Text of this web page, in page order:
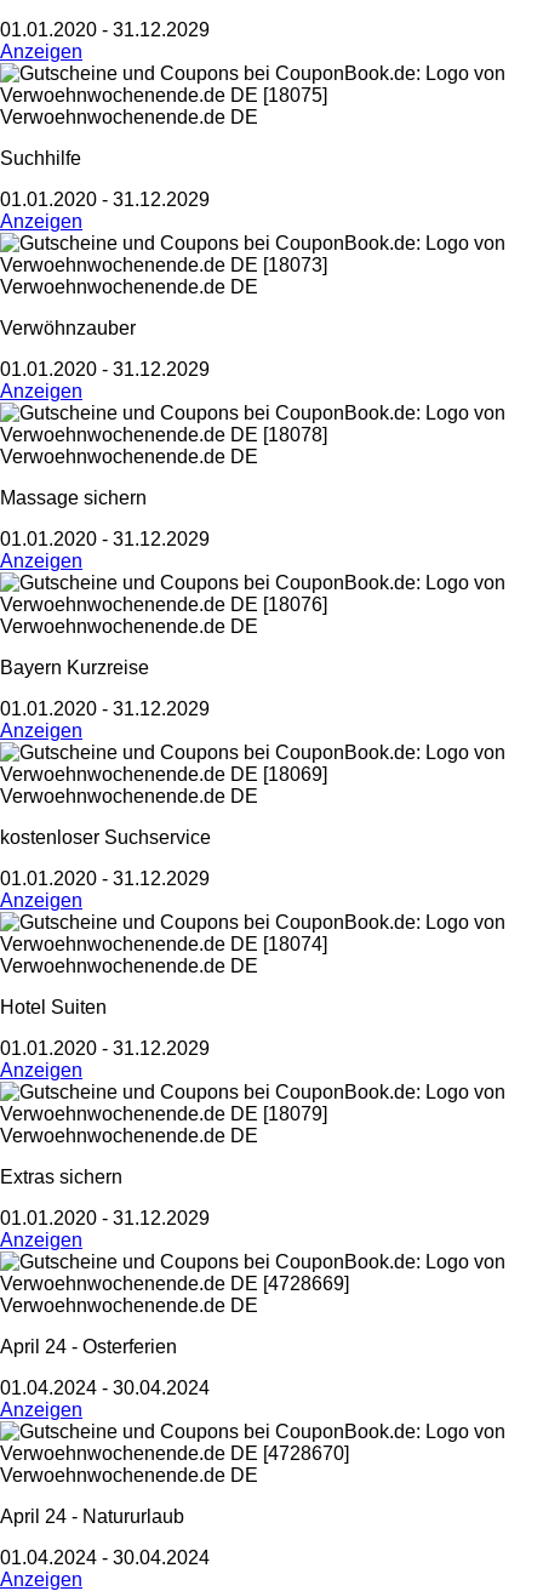
01.01.2020 - 31.12.2029
Anzeigen
Verwoehnwochenende.de DE
Suchhilfe
01.01.2020 - 31.12.2029
Anzeigen
Verwoehnwochenende.de DE
Verwöhnzauber
01.01.2020 - 31.12.2029
Anzeigen
Verwoehnwochenende.de DE
Massage sichern
01.01.2020 - 31.12.2029
Anzeigen
Verwoehnwochenende.de DE
Bayern Kurzreise
01.01.2020 - 31.12.2029
Anzeigen
Verwoehnwochenende.de DE
kostenloser Suchservice
01.01.2020 - 31.12.2029
Anzeigen
Verwoehnwochenende.de DE
Hotel Suiten
01.01.2020 - 31.12.2029
Anzeigen
Verwoehnwochenende.de DE
Extras sichern
01.01.2020 - 31.12.2029
Anzeigen
Verwoehnwochenende.de DE
April 24 - Osterferien
01.04.2024 - 30.04.2024
Anzeigen
Verwoehnwochenende.de DE
April 24 - Natururlaub
01.04.2024 - 30.04.2024
Anzeigen